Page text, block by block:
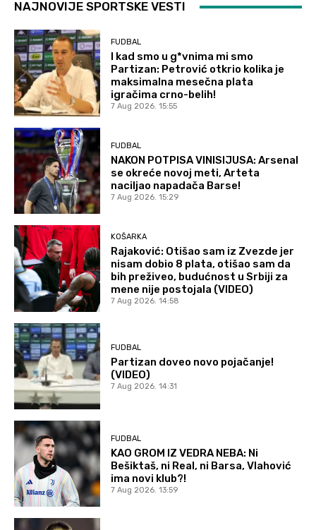
NAJNOVIJE SPORTSKE VESTI
FUDBAL
I kad smo u g*vnima mi smo
Partizan: Petrović otkrio kolika je
maksimalna mesečna plata
igračima crno-belih!
7 Aug 2026. 15:55
FUDBAL
NAKON POTPISA VINISIJUSA: Arsenal
se okreće novoj meti, Arteta
naciljao napadača Barse!
7 Aug 2026. 15:29
KOŠARKA
Rajaković: Otišao sam iz Zvezde jer
nisam dobio 8 plata, otišao sam da
bih preživeo, budućnost u Srbiji za
mene nije postojala (VIDEO)
7 Aug 2026. 14:58
FUDBAL
Partizan doveo novo pojačanje!
(VIDEO)
7 Aug 2026. 14:31
FUDBAL
KAO GROM IZ VEDRA NEBA: Ni
Bešiktaš, ni Real, ni Barsa, Vlahović
ima novi klub?!
7 Aug 2026. 13:59